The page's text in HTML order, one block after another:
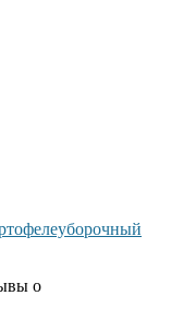
о